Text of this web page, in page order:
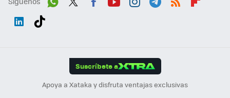
Suscríbete a
Apoya a Xataka y disfruta ventajas exclusivas